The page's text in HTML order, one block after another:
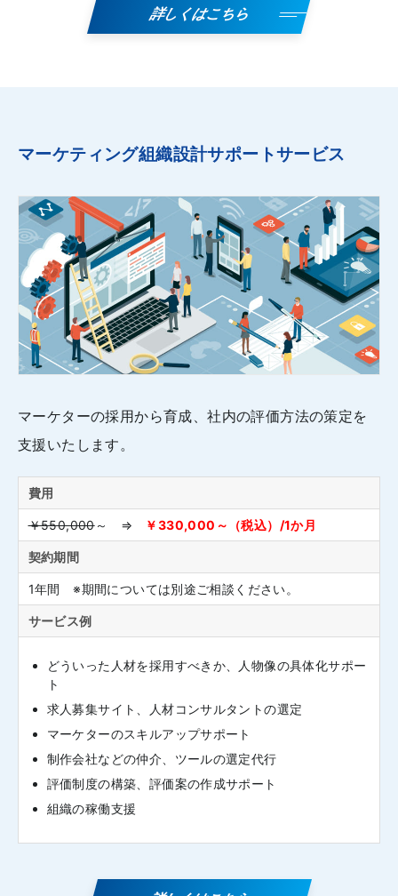
詳しくはこちら
マーケティング組織設計サポートサービス
マーケターの採用から育成、社内の評価方法の策定を
支援いたします。
費用
￥550,000～ ⇒ ￥330,000～（税込）/1か月
契約期間
1年間 ※期間については別途ご相談ください。
サービス例
どういった人材を採用すべきか、人物像の具体化サポー
ト
求人募集サイト、人材コンサルタントの選定
マーケターのスキルアップサポート
制作会社などの仲介、ツールの選定代行
評価制度の構築、評価案の作成サポート
組織の稼働支援